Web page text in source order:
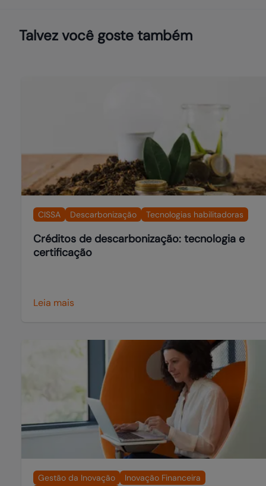
Talvez você goste também
CISSA Descarbonização Tecnologias habilitadoras
Créditos de descarbonização: tecnologia e
certificação
Leia mais
Gestão da Inovação
Inovação Financeira